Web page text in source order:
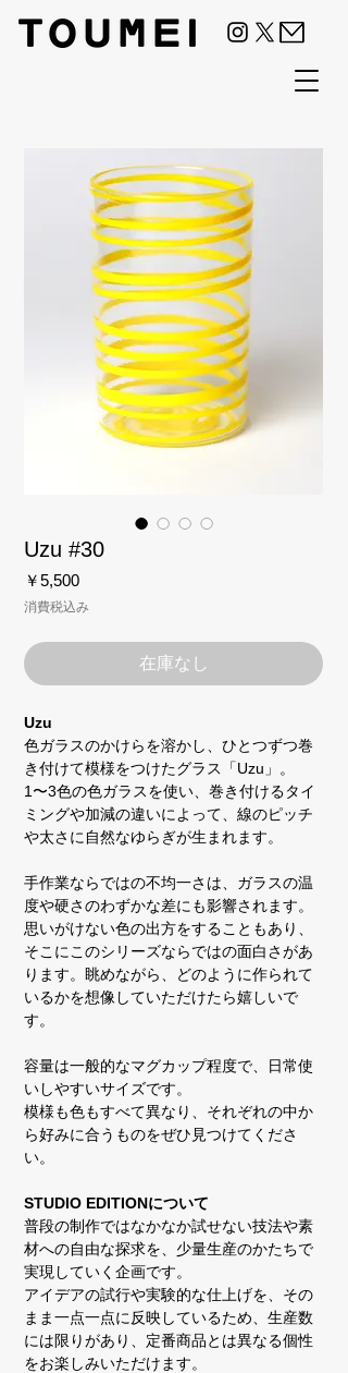
Uzu #30
￥5,500価
格
消費税込み
在庫なし
Uzu
色ガラスのかけらを溶かし、ひとつずつ巻
き付けて模様をつけたグラス「Uzu」。
1〜3色の色ガラスを使い、巻き付けるタイ
ミングや加減の違いによって、線のピッチ
や太さに自然なゆらぎが生まれます。
手作業ならではの不均一さは、ガラスの温
度や硬さのわずかな差にも影響されます。
思いがけない色の出方をすることもあり、
そこにこのシリーズならではの面白さがあ
ります。眺めながら、どのように作られて
いるかを想像していただけたら嬉しいで
す。
容量は一般的なマグカップ程度で、日常使
いしやすいサイズです。
模様も色もすべて異なり、それぞれの中か
ら好みに合うものをぜひ見つけてくださ
い。
STUDIO EDITIONについて
普段の制作ではなかなか試せない技法や素
材への自由な探求を、少量生産のかたちで
実現していく企画です。
アイデアの試行や実験的な仕上げを、その
まま一点一点に反映しているため、生産数
には限りがあり、定番商品とは異なる個性
をお楽しみいただけます。